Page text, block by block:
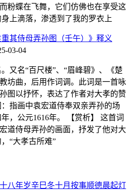
粉蝶在飞舞，它们仿佛也在享受这
上滴落，渗透到了我的罗衣上
其侍母弄孙图（壬午）》释义
03-04
又名“百尺楼”、“眉峰碧》、《楚
坊曲，后用作词调。此词是一首咏
图以抒怀，表达了作者对大孝的赞
指画中袁宏道侍奉双亲弄孙的场
，公元1616年。 【赏析】 这首词
道侍母弄孙的画面，抒发了他对大
“大孝古所难”
八年岁辛巳冬十月按事顺德晨起灯